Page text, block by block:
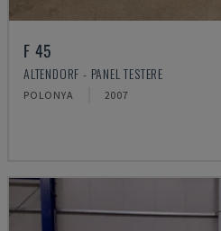
F 45
ALTENDORF - PANEL TESTERE
POLONYA 2007